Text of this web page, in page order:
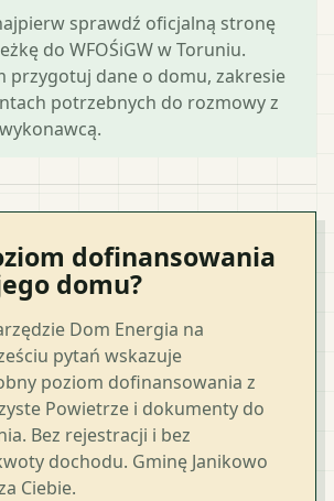
sprawdź oficjalną stronę
do WFOŚiGW w Toruniu.
przygotuj dane o domu, zakresie
potrzebnych do rozmowy z
dofinansowania
domu?
Dom Energia na
pytań wskazuje
poziom dofinansowania z
Powietrze i dokumenty do
Bez rejestracji i bez
dochodu. Gminę Janikowo
Ciebie.